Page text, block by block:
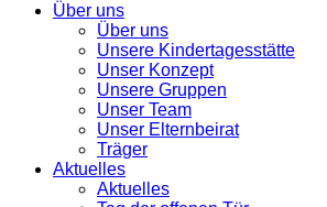
Über uns
Über uns
Unsere Kindertagesstätte
Unser Konzept
Unsere Gruppen
Unser Team
Unser Elternbeirat
Träger
Aktuelles
Aktuelles